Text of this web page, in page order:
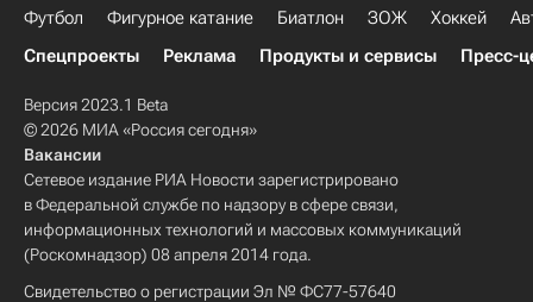
Футбол Фигурное катание Биатлон ЗОЖ Хоккей
Спецпроекты
Реклама Продукты и сервисы Пресс-
Версия 2023.1 Beta
© 2026 МИА «Россия сегодня»
Вакансии
Сетевое издание РИА Новости зарегистрировано
в Федеральной службе по надзору в сфере связи,
информационных технологий и массовых коммуникаций
(Роскомнадзор) 08 апреля 2014 года.
Свидетельство о регистрации Эл № ФС77-57640